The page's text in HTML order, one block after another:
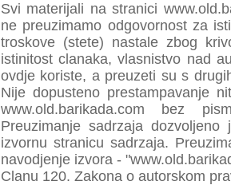
Svi materijali na stranici
preuzimamo odgovornost za
troskove (stete) nastale zbog
istinitost clanaka, vlasnistvo nad
ovdje koriste, a preuzeti su s
Nije dopusteno prestampavanje
www.old.barikada.com bez
Preuzimanje sadrzaja
izvornu stranicu sadrzaja.
navodjenje izvora -
Clanu 120. Zakona o autorskom